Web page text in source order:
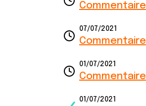
Commentaire
07/07/2021
Commentaire
01/07/2021
Commentaire
01/07/2021